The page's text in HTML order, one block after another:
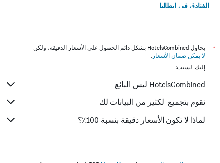
الفنادق في إيطاليا
*
يحاول HotelsCombined بشكل دائم الحصول على الأسعار الدقيقة، ولكن
لا يمكن ضمان الأسعار .
إليك السبب:
HotelsCombined ليس البائع
نقوم بتجميع الكثير من البيانات لك
لماذا لا تكون الأسعار دقيقة بنسبة 100٪؟